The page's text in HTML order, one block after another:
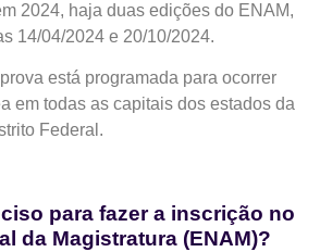
2024, haja duas edições do ENAM,
14/04/2024 e 20/10/2024.
está programada para ocorrer
em todas as capitais dos estados da
Federal.
para fazer a inscrição no
da Magistratura (ENAM)?